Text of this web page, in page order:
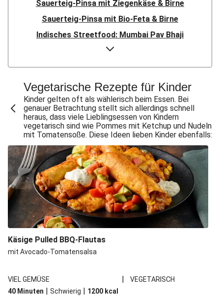
Sauerteig-Pinsa mit Ziegenkäse & Birne
Sauerteig-Pinsa mit Bio-Feta & Birne
Indisches Streetfood: Mumbai Pav Bhaji
Flauipauis Zucchini-Puffer mit Hexkräutern
Nord-Indischer Palak Paneer in spicy Spinatcurry
Bowl & doppelt veganen Sweet-Chili-Filetstücken
Doppelte vegane Beyond Meat Frikadelle
Buttrige Filetstücke mit Kormapaste
Spinat-Brezenknödel mit Rahmschwammerln
Perlencouscous-Minestrone mit Kichererbsen
Chana Masala mit Kichererbsen und Babyspinat
Scharfe Linsensuppe mit Bio-Feta und veganen
Filetstücken
Scharfe Marokkanische Linsensuppe mit Bio-Feta
Vegane Beyond Meat Frikadelle mit Zwiebelsoße
Spätzle in Camembert-Creme-Soße
Bio-Halloumi auf Bohnenstampf
Marokkanischer Kichererbsen-Eintopf mit extra Bio-
Feta
Vegetarische Rezepte für Kinder
Kinder gelten oft als wählerisch beim Essen. Bei
genauer Betrachtung stellt sich allerdings schnell
heraus, dass viele Lieblingsessen von Kindern
vegetarisch sind wie Pommes mit Ketchup und Nudeln
mit Tomatensoße. Diese Ideen lieben Kinder ebenfalls:
Käsige Pulled BBQ-Flautas
mit Avocado-Tomatensalsa
VIEL GEMÜSE |
VEGETARISCH
40 Minuten | Schwierig | 1200 kcal